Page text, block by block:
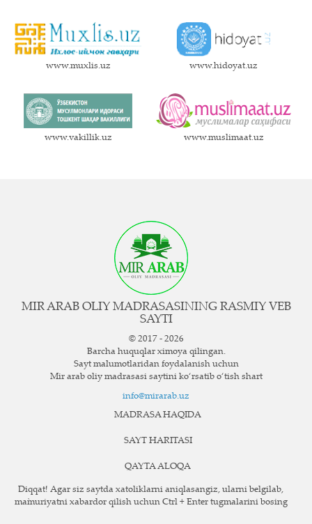
www.muxlis.uz www.hidoyat.uz
www.vakillik.uz www.muslimaat.uz
MIR ARAB OLIY MADRASASINING RASMIY VEB
SAYTI
© 2017 - 2026
Barcha huquqlar ximoya qilingan.
Sayt ma`lumotlaridan foydalanish uchun
Mir arab oliy madrasasi saytini ko‘rsatib o‘tish shart
info@mirarab.uz
MADRASA HAQIDA
SAYT HARITASI
QAYTA ALOQA
Diqqat! Agar siz saytda xatoliklarni aniqlasangiz, ularni belgilab,
ma`muriyatni xabardor qilish uchun Ctrl + Enter tugmalarini bosing